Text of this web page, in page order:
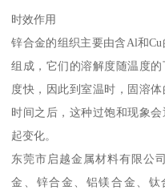
时效作用
锌合金的组织主要由含Al和
组成，它们的溶解度随温度
度快，因此到室温时，固溶
时间之后，这种过饱和现象
起变化。
东莞市启越金属材料有限公
金、锌合金、铝镁合金、